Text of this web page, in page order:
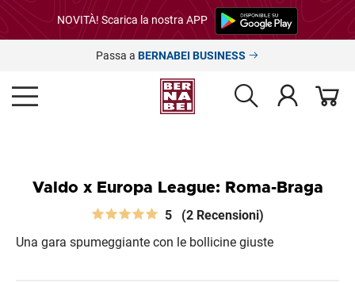
NOVITÀ! Scarica la nostra APP
Passa a BERNABEI BUSINESS
Valdo x Europa League: Roma-Braga
5 (2 Recensioni)
Una gara spumeggiante con le bollicine giuste